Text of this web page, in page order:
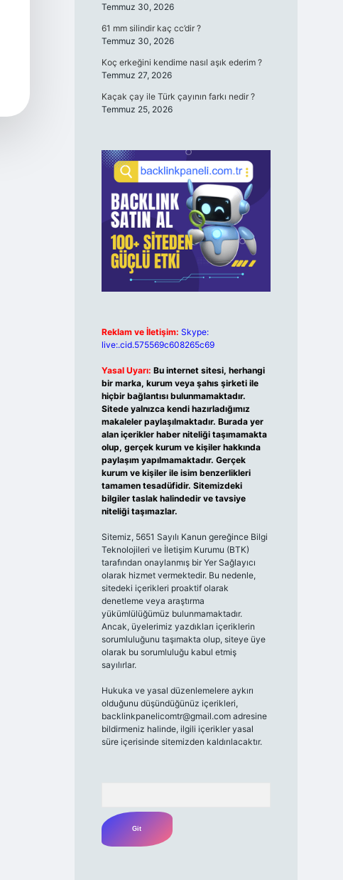
Temmuz 30, 2026
61 mm silindir kaç cc’dir ?
Temmuz 30, 2026
Koç erkeğini kendime nasıl aşık ederim ?
Temmuz 27, 2026
Kaçak çay ile Türk çayının farkı nedir ?
Temmuz 25, 2026
Reklam ve İletişim: Skype:
live:.cid.575569c608265c69
Yasal Uyarı: Bu internet sitesi, herhangi
bir marka, kurum veya şahıs şirketi ile
hiçbir bağlantısı bulunmamaktadır.
Sitede yalnızca kendi hazırladığımız
makaleler paylaşılmaktadır. Burada yer
alan içerikler haber niteliği taşımamakta
olup, gerçek kurum ve kişiler hakkında
paylaşım yapılmamaktadır. Gerçek
kurum ve kişiler ile isim benzerlikleri
tamamen tesadüfidir. Sitemizdeki
bilgiler taslak halindedir ve tavsiye
niteliği taşımazlar.
Sitemiz, 5651 Sayılı Kanun gereğince Bilgi
Teknolojileri ve İletişim Kurumu (BTK)
tarafından onaylanmış bir Yer Sağlayıcı
olarak hizmet vermektedir. Bu nedenle,
sitedeki içerikleri proaktif olarak
denetleme veya araştırma
yükümlülüğümüz bulunmamaktadır.
Ancak, üyelerimiz yazdıkları içeriklerin
sorumluluğunu taşımakta olup, siteye üye
olarak bu sorumluluğu kabul etmiş
sayılırlar.
Hukuka ve yasal düzenlemelere aykırı
olduğunu düşündüğünüz içerikleri,
backlinkpanelicomtr@gmail.comadresine
bildirmeniz halinde, ilgili içerikler yasal
süre içerisinde sitemizden kaldırılacaktır.